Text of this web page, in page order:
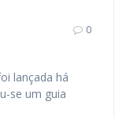
0
lançada há
se um guia